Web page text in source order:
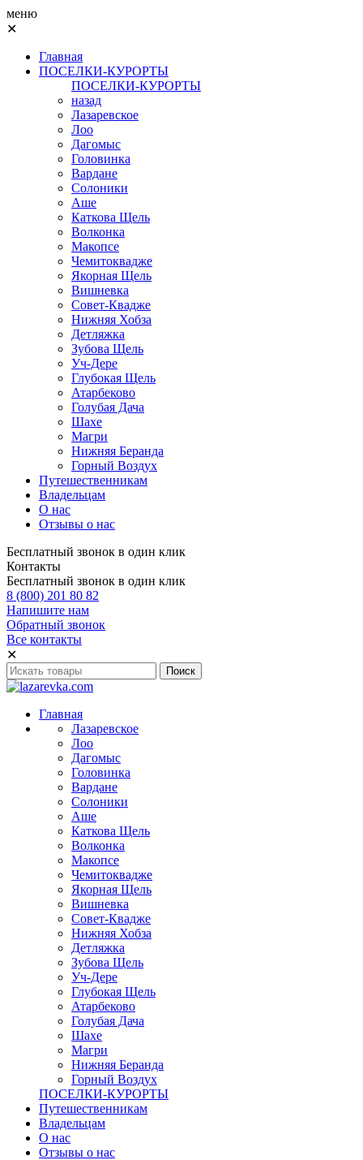
меню
✕
Главная
ПОСЕЛКИ-КУРОРТЫ
ПОСЕЛКИ-КУРОРТЫ
назад
Лазаревское
Лоо
Дагомыс
Головинка
Вардане
Солоники
Аше
Каткова Щель
Волконка
Макопсе
Чемитоквадже
Якорная Щель
Вишневка
Совет-Квадже
Нижняя Хобза
Детляжка
Зубова Щель
Уч-Дере
Глубокая Щель
Атарбеково
Голубая Дача
Шахе
Магри
Нижняя Беранда
Горный Воздух
Путешественникам
Владельцам
О нас
Отзывы о нас
Бесплатный звонок в один клик
Контакты
Бесплатный звонок в один клик
8 (800) 201 80 82
Напишите нам
Обратный звонок
Все контакты
✕
Главная
Лазаревское
Лоо
Дагомыс
Головинка
Вардане
Солоники
Аше
Каткова Щель
Волконка
Макопсе
Чемитоквадже
Якорная Щель
Вишневка
Совет-Квадже
Нижняя Хобза
Детляжка
Зубова Щель
Уч-Дере
Глубокая Щель
Атарбеково
Голубая Дача
Шахе
Магри
Нижняя Беранда
Горный Воздух
ПОСЕЛКИ-КУРОРТЫ
Путешественникам
Владельцам
О нас
Отзывы о нас